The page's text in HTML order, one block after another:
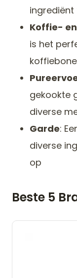
ingrediënt
Koffie-
is het
gekookte
diverse
Garde:
diverse
op
Beste 5